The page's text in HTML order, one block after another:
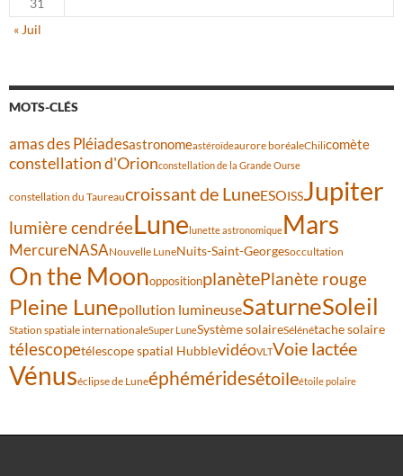
31
« Juil
MOTS-CLÉS
amas des Pléiadesastronomeastéroïdeaurore boréaleChilicomète
constellation d'Orionconstellation de la Grande Ourse
constellation du Taureaucroissant de LuneESOISSJupiter
lumière cendréeLune lunette astronomiqueMars
MercureNASANouvelle LuneNuits-Saint-Georgesoccultation
On the MoonoppositionplanètePlanète rouge
Pleine Lunepollution lumineuseSaturneSoleil
Station spatiale internationaleSuper LuneSystème solaireSélénétache solaire
télescopetélescope spatial HubblevidéoVLTVoie lactée
Vénuséclipse de Luneéphéméridesétoileétoile polaire